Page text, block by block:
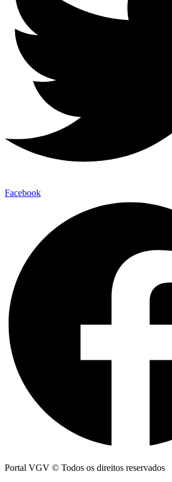
Facebook
Portal VGV © Todos os direitos reservados